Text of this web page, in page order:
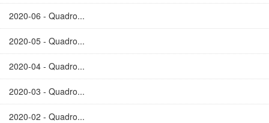
2020-06 - Quadro...
2020-05 - Quadro...
2020-04 - Quadro...
2020-03 - Quadro...
2020-02 - Quadro...